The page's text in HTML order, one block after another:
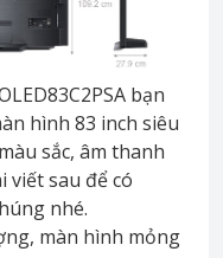
bạn
hình 83 inch siêu
sắc, âm thanh
viết sau để có
nhé.
màn hình mỏng